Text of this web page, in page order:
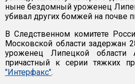
ныне бездомный уроженец
убивал других бомжей на почве
В Следственном комитете
Московской области задержан
уроженец Липецкой области
причастный к серии тяжких
"Интерфакс".